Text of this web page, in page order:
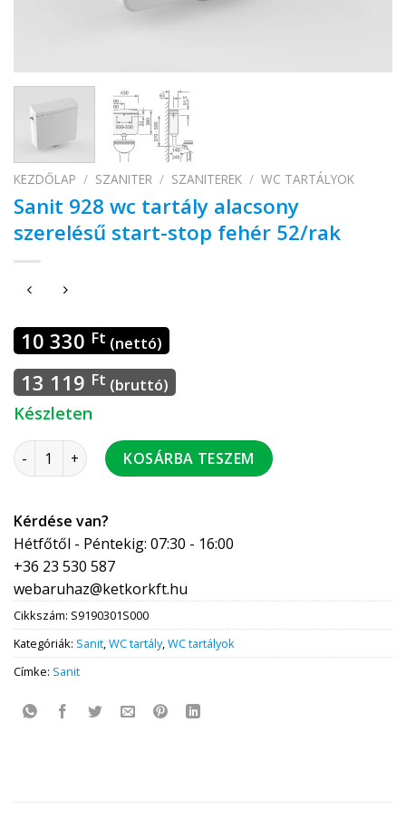
KEZDŐLAP / SZANITER / SZANITEREK / WC TARTÁLYOK
Sanit 928 wc tartály alacsony
szerelésű start-stop fehér 52/rak
10 330 Ft (nettó)
13 119 Ft (bruttó)
Készleten
Sanit 928 wc tartály alacsony szerelésű start-stop fehér
KOSÁRBA TESZEM
Kérdése van?
Hétfőtől - Péntekig: 07:30 - 16:00
+36 23 530 587
webaruhaz@ketkorkft.hu
Cikkszám: S9190301S000
Kategóriák: Sanit,WC tartály,WC tartályok
Címke: Sanit